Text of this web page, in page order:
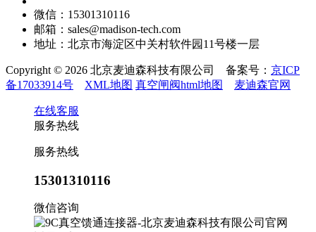
微信：15301310116
邮箱：sales@madison-tech.com
地址：北京市海淀区中关村软件园11号楼一层
Copyright © 2026 北京麦迪森科技有限公司 备案号： 京ICP
备17033914号
XML地图 真空闸阀html地图 麦迪森官网
在线客服
服务热线
服务热线
15301310116
微信咨询